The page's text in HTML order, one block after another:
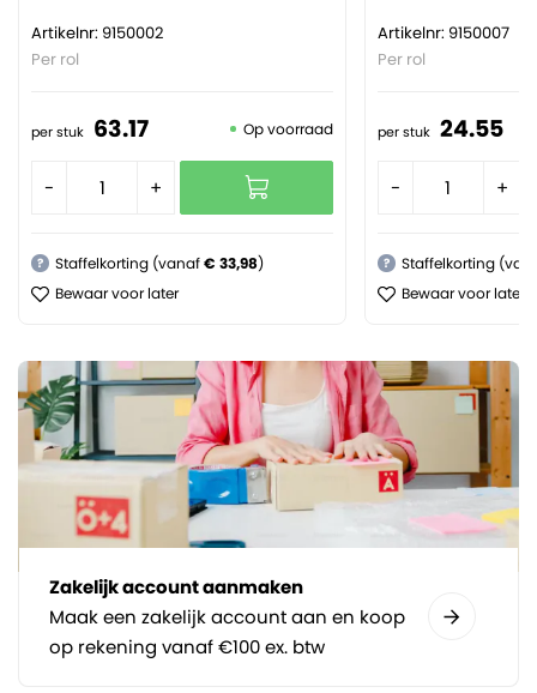
Artikelnr: 9150002
Per rol
per stuk 63.17 Op voorraad
- +
? Staffelkorting (vanaf€ 33,98)
Bewaar voor later
Artikelnr: 9150007
Per rol
per stuk 24.55
- +
?
Staffelkorting
Bewaar voor later
Zakelijk account aanmaken
Maak een zakelijk account aan en koop
op rekening vanaf €100 ex. btw